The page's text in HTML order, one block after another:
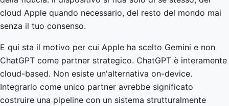
cloud Apple quando necessario, del resto del mondo mai
senza il tuo consenso.
E qui sta il motivo per cui Apple ha scelto Gemini e non
ChatGPT come partner strategico. ChatGPT è interamente
cloud-based. Non esiste un'alternativa on-device.
Integrarlo come unico partner avrebbe significato
costruire una pipeline con un sistema strutturalmente